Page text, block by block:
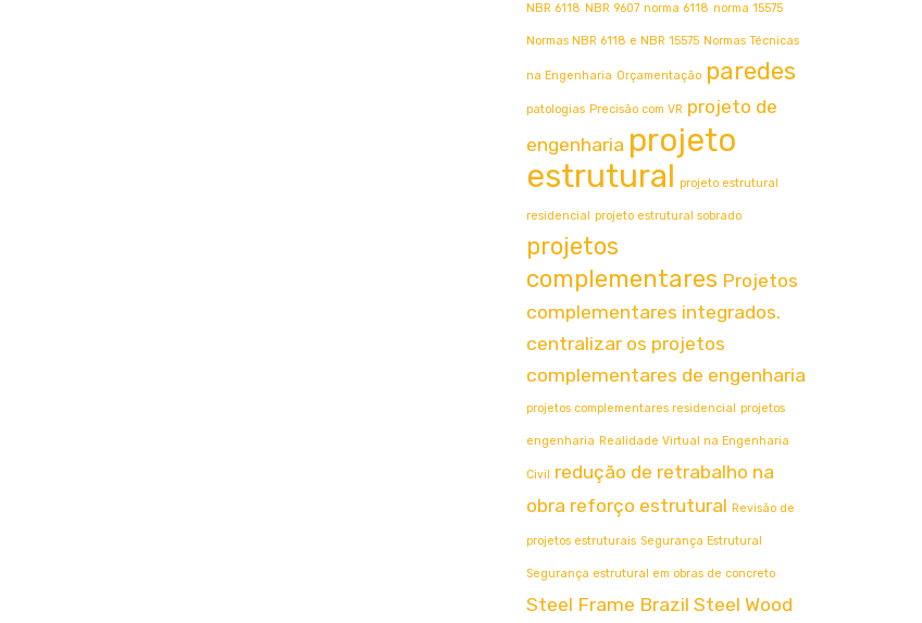
NBR 6118 NBR 9607 norma 6118 norma 15575
Normas NBR 6118 e NBR 15575 Normas Técnicas
na Engenharia Orçamentação paredes
patologias Precisão com VR projeto de
engenharia projeto
estrutural projeto estrutural
residencial projeto estrutural sobrado
projetos
complementares Projetos
complementares integrados.
centralizar os projetos
complementares de engenharia
projetos complementares residencial projetos
engenharia Realidade Virtual na Engenharia
Civil
redução de retrabalho na
obra reforço estrutural Revisão de
projetos estruturais Segurança Estrutural
Segurança estrutural em obras de concreto
Steel Frame Brazil Steel Wood